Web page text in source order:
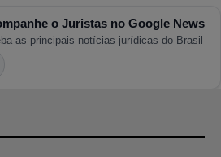
o Juristas no Google News
as principais notícias jurídicas do Brasil